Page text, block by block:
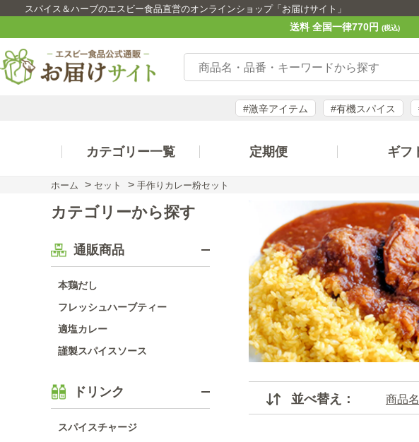
スパイス＆ハーブのエスビー食品直営のオンラインショップ「お届けサイト」
送料 全国一律770円 (税込)
#激辛アイテム #有機スパイス
カテゴリー一覧 定期便 ギフ
ホーム > セット > 手作りカレー粉セット
カテゴリーから探す
通販商品
本鶏だし
フレッシュハーブティー
適塩カレー
謹製スパイスソース
ドリンク
スパイスチャージ
並べ替え： 商品